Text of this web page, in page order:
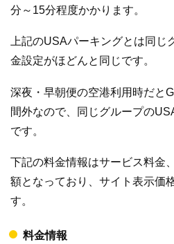
分～15分程度かかります。
上記のUSAパーキングとは同
金設定がほどんと同じです。
深夜・早朝便の空港利用時だと
間外なので、同じグループの
です。
下記の料金情報はサービス料金
額となっており、サイト表示価
す。
料金情報